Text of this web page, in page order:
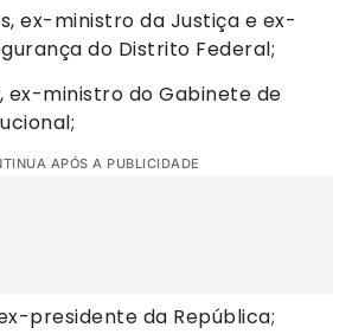
ex-ministro da Justiça e ex-
do Distrito Federal;
ex-ministro do Gabinete de
APÓS A PUBLICIDADE
presidente da República;